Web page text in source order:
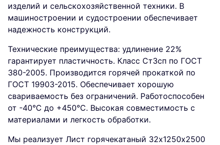
изделий и сельскохозяйственной техники. В
машиностроении и судостроении обеспечивает
надежность конструкций.
Технические преимущества: удлинение 22%
гарантирует пластичность. Класс Ст3сп по ГОСТ
380-2005. Производится горячей прокаткой по
ГОСТ 19903-2015. Обеспечивает хорошую
свариваемость без ограничений. Работоспособен
от -40°C до +450°C. Высокая совместимость с
материалами и легкость обработки.
Мы реализует Лист горячекатаный 32х1250х2500